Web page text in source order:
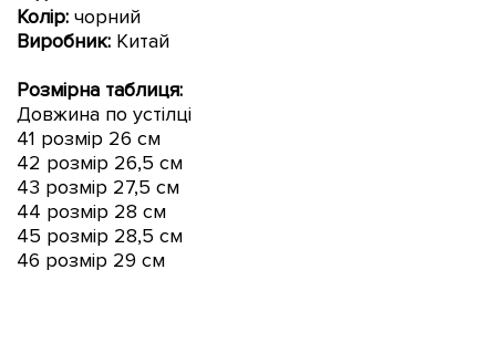
Колір: чорний
Виробник: Китай
Розмірна таблиця:
Довжина по устілці
41 розмір 26 см
42 розмір 26,5 см
43 розмір 27,5 см
44 розмір 28 см
45 розмір 28,5 см
46 розмір 29 см